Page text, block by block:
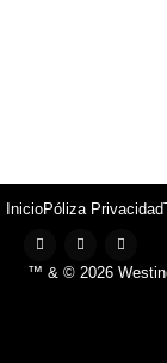
InicioPóliza Privacidad
™ & © 2026